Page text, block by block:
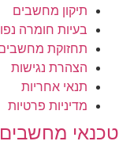
תיקון מחשבים
בעיות חומרה
תחזוקת
הצהרת נגישות
תנאי אחריות
מדיניות פרטיות
טכנאי